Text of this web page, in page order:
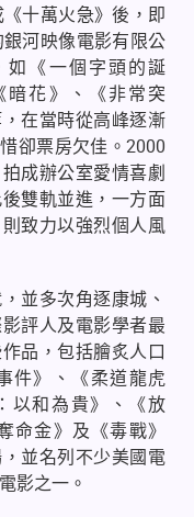
十萬火急》後，即
河映像電影有限公
如《一個字頭的誕
暗花》、《非常突
在當時從高峰逐漸
卻票房欠佳。 2000
成辦公室愛情喜劇
雙軌並進，一方面
致力以強烈個人風
並多次角逐康城、
評人及電影學者最
品，包括膾炙人口
件》、《柔道龍虎
以和為貴》、《放
命金》及《毒戰》
並名列不少美國電
影之一。